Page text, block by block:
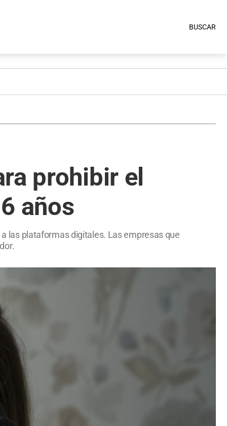
BUSCAR
prohibir el
años
las plataformas digitales. Las empresas que